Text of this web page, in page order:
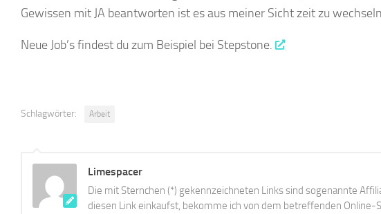
Gewissen mit JA beantworten ist es aus meiner Sicht zeit zu
Neue Job’s findest du zum Beispiel bei Stepstone.
Schlagwörter: Arbeit
Limespacer
Die mit Sternchen (*) gekennzeichneten Links sind sogenannte
diesen Link einkaufst, bekomme ich von dem betreffenden